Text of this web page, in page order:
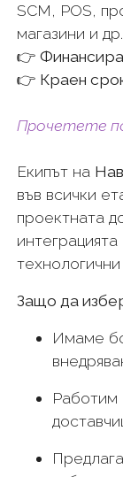
SCM, POS,
магазини и др.
👉
👉 Краен
Прочетете
Екипът на
във всички
проектната
Защо да
Имаме
Работим